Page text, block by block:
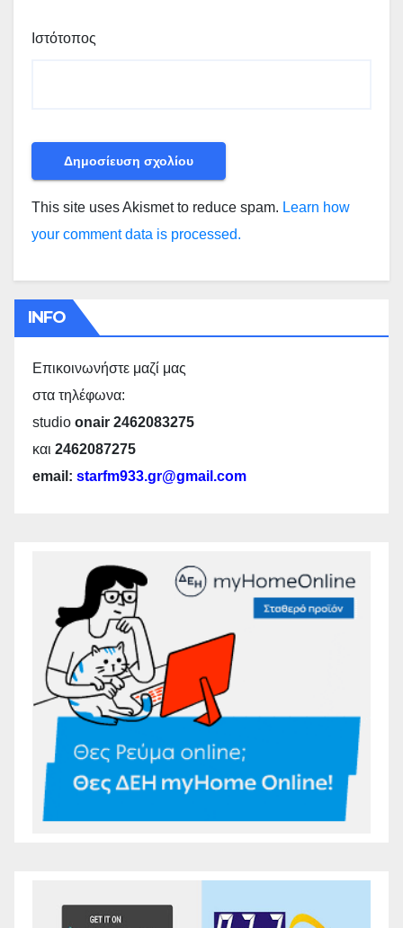
Ιστότοπος
This site uses Akismet to reduce spam. Learn how
your comment data is processed.
INFO
Επικοινωνήστε μαζί μας
στα τηλέφωνα:
studio onair 2462083275
και 2462087275
email: starfm933.gr@gmail.com